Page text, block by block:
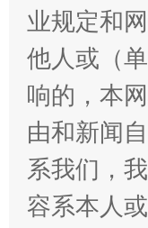
习近平
业规定和
他人或（
响的，本
由和新闻
系我们，
容系本人